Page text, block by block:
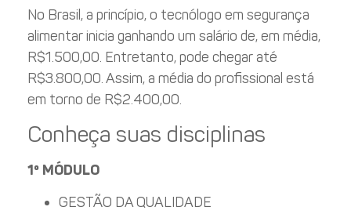
No Brasil, a princípio, o tecnólogo em segurança
alimentar inicia ganhando um salário de, em média,
R$1.500,00. Entretanto, pode chegar até
R$3.800,00. Assim, a média do profissional está
em torno de R$2.400,00.
Conheça suas disciplinas
1º MÓDULO
GESTÃO DA QUALIDADE